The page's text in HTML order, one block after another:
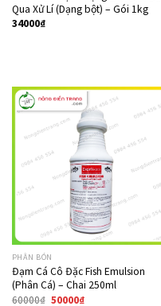
Qua Xử Lí (Dạng bột) – Gói 1kg
34000₫
Giảm giá!
PHÂN BÓN
Đạm Cá Cô Đặc Fish Emulsion
(Phân Cá) – Chai 250ml
60000₫ 50000₫